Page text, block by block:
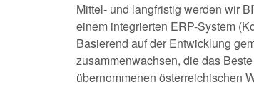
Mittel- und langfristig werden wir
einem integrierten ERP-System
Basierend auf der Entwicklung
zusammenwachsen, die das
übernommenen österreichischen